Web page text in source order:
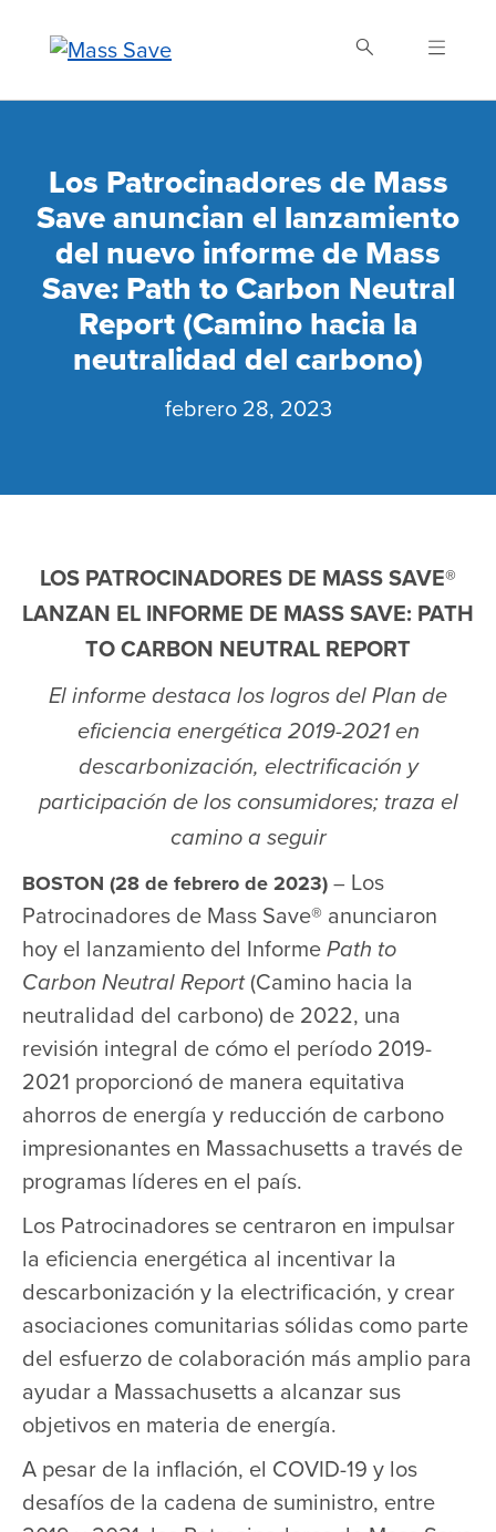
content
Los Patrocinadores de Mass
Save anuncian el lanzamiento
del nuevo informe de Mass
Save: Path to Carbon Neutral
Report (Camino hacia la
neutralidad del carbono)
febrero 28, 2023
LOS PATROCINADORES DE MASS SAVE®
LANZAN EL INFORME DE MASS SAVE: PATH
TO CARBON NEUTRAL REPORT
El informe destaca los logros del Plan de
eficiencia energética 2019-2021 en
descarbonización, electrificación y
participación de los consumidores; traza el
camino a seguir
BOSTON (28 de febrero de 2023) – Los
Patrocinadores de Mass Save® anunciaron
hoy el lanzamiento del Informe Path to
Carbon Neutral Report(Camino hacia la
neutralidad del carbono) de 2022, una
revisión integral de cómo el período 2019-
2021 proporcionó de manera equitativa
ahorros de energía y reducción de carbono
impresionantes en Massachusetts a través de
programas líderes en el país.
Los Patrocinadores se centraron en impulsar
la eficiencia energética al incentivar la
descarbonización y la electrificación, y crear
asociaciones comunitarias sólidas como parte
del esfuerzo de colaboración más amplio para
ayudar a Massachusetts a alcanzar sus
objetivos en materia de energía.
A pesar de la inflación, el COVID-19 y los
desafíos de la cadena de suministro, entre